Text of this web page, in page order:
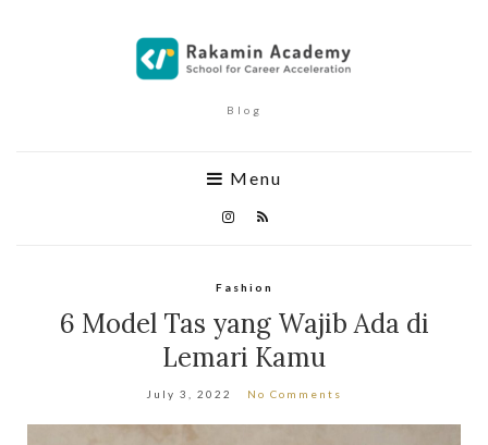
Blog
Menu
Fashion
6 Model Tas yang Wajib Ada di
Lemari Kamu
July 3, 2022 No Comments